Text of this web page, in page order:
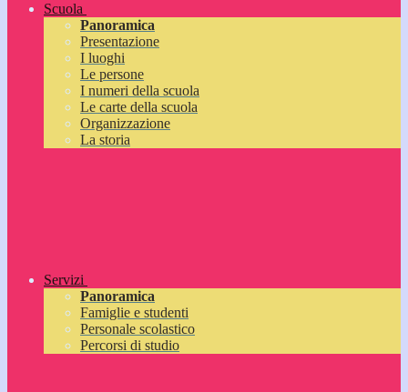
Scuola
Panoramica
Presentazione
I luoghi
Le persone
I numeri della scuola
Le carte della scuola
Organizzazione
La storia
Servizi
Panoramica
Famiglie e studenti
Personale scolastico
Percorsi di studio